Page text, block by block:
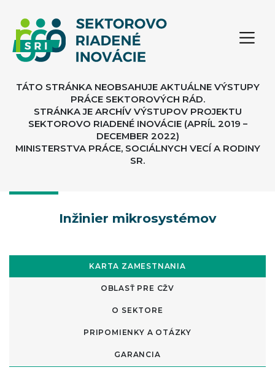
TÁTO STRÁNKA NEOBSAHUJE AKTUÁLNE VÝSTUPY
PRÁCE SEKTOROVÝCH RÁD.
STRÁNKA JE ARCHÍV VÝSTUPOV PROJEKTU
SEKTOROVO RIADENÉ INOVÁCIE (APRÍL 2019 –
DECEMBER 2022)
MINISTERSTVA PRÁCE, SOCIÁLNYCH VECÍ A RODINY
SR.
Inžinier mikrosystémov
KARTA ZAMESTNANIA
OBLASŤ PRE CŽV
O SEKTORE
PRIPOMIENKY A OTÁZKY
GARANCIA